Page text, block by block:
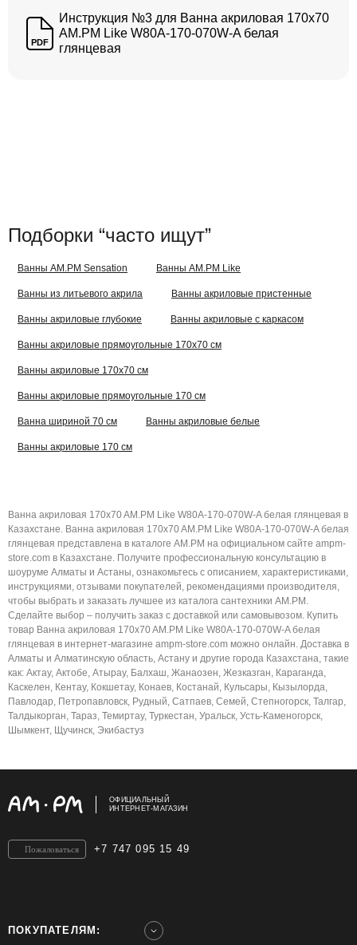
PDF
Инструкция №3 для Ванна акриловая 170x70
AM.PM Like W80A-170-070W-A белая
глянцевая
Подборки “часто ищут”
Ванны AM.PM Sensation Ванны AM.PM Like
Ванны из литьевого акрила Ванны акриловые пристенные
Ванны акриловые глубокие Ванны акриловые с каркасом
Ванны акриловые прямоугольные 170x70 см
Ванны акриловые 170x70 см
Ванны акриловые прямоугольные 170 см
Ванна шириной 70 см Ванны акриловые белые
Ванны акриловые 170 см
Ванна акриловая 170x70 AM.PM Like W80A-170-070W-A белая глянцевая в
Казахстане. Ванна акриловая 170x70 AM.PM Like W80A-170-070W-A белая
глянцевая представлена в каталоге AM.PM на официальном сайте ampm-
store.com в Казахстане. Получите профессиональную консультацию в
шоуруме Алматы и Астаны, ознакомьтесь с описанием, характеристиками,
инструкциями, отзывами покупателей, рекомендациями производителя,
чтобы выбрать и заказать лучшее из каталога сантехники AM.PM.
Сделайте выбор – получить заказ с доставкой или самовывозом. Купить
товар Ванна акриловая 170x70 AM.PM Like W80A-170-070W-A белая
глянцевая в интернет-магазине ampm-store.com можно онлайн. Доставка в
Алматы и Алматинскую область, Астану и другие города Казахстана, такие
как: Актау, Актобе, Атырау, Балхаш, Жанаозен, Жезказган, Караганда,
Каскелен, Кентау, Кокшетау, Конаев, Костанай, Кульсары, Кызылорда,
Павлодар, Петропавловск, Рудный, Сатпаев, Семей, Степногорск, Талгар,
Талдыкорган, Тараз, Темиртау, Туркестан, Уральск, Усть-Каменогорск,
Шымкент, Щучинск, Экибастуз
ОФИЦИАЛЬНЫЙ
ИНТЕРНЕТ-МАГАЗИН
+7 747 095 15 49
Пожаловаться
ПОКУПАТЕЛЯМ: